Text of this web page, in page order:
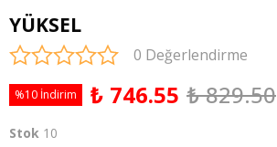
YÜKSEL
0 Değerlendirme
%10 İndirim ₺ 746.55 ₺ 829.50
Stok 10